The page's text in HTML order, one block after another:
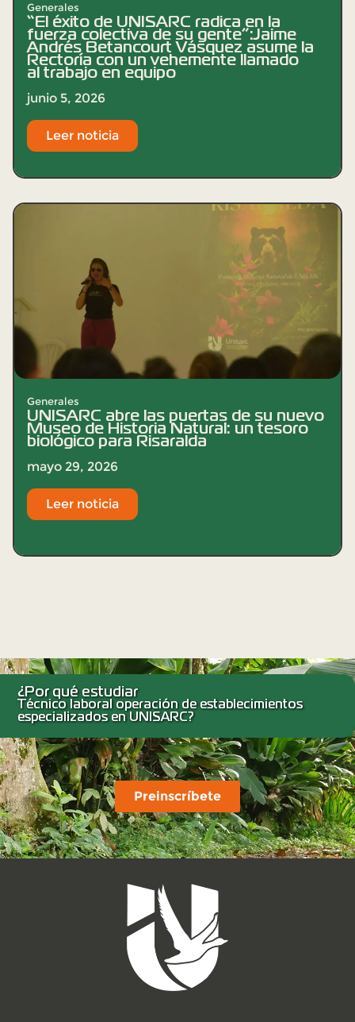
Generales
“El éxito de UNISARC radica en la
fuerza colectiva de su gente”:Jaime
Andrés Betancourt Vásquez asume la
Rectoría con un vehemente llamado
al trabajo en equipo
junio 5, 2026
Leer noticia
Generales
UNISARC abre las puertas de su nuevo
Museo de Historia Natural: un tesoro
biológico para Risaralda
mayo 29, 2026
Leer noticia
Preinscríbete
¿Por qué estudiar
Técnico laboral operación de establecimientos
especializados en UNISARC?